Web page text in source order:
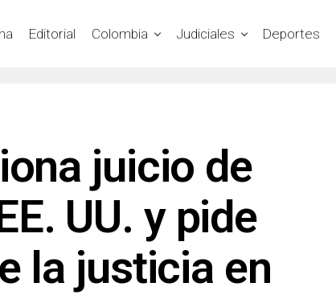
Editorial Colombia Judiciales Deportes
juicio de
UU. y pide
la justicia en